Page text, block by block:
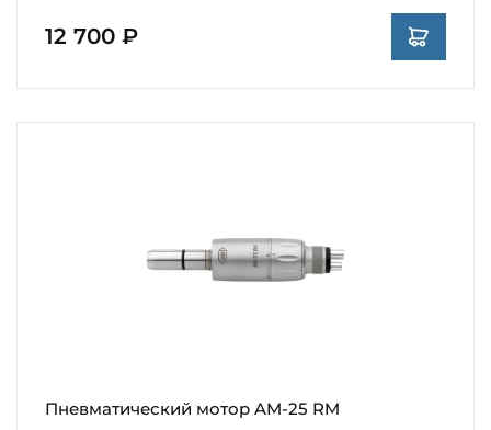
12 700 ₽
Пневматический мотор AM-25 RM